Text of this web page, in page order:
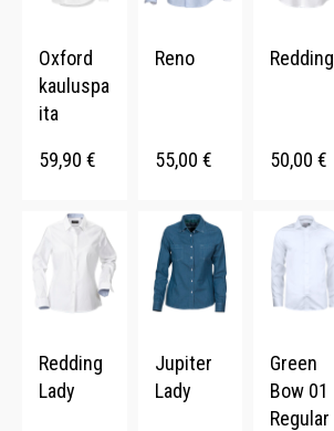
Oxford
kauluspa
ita
59,90 €
Reno
55,00 €
Redding
50,00 €
Redding
Lady
Jupiter
Lady
Green
Bow 01
Regular